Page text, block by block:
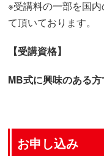
※受講料の一部を国
て頂いております。
【受講資格】
MB式に興味のある
お申し込み